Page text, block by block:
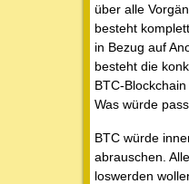
über alle
besteht
in Bezug auf
besteht die
BTC-Blockchain
Was würde
BTC würde
abrauschen.
loswerden